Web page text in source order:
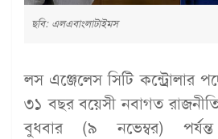
ছবি: এলএবাংলাটাইমস
লস এঞ্জেলেস সিটি কন্ট্রোলার
৩১ বছর বয়েসী নবাগত
বুধবার (৯ নভেম্বর)